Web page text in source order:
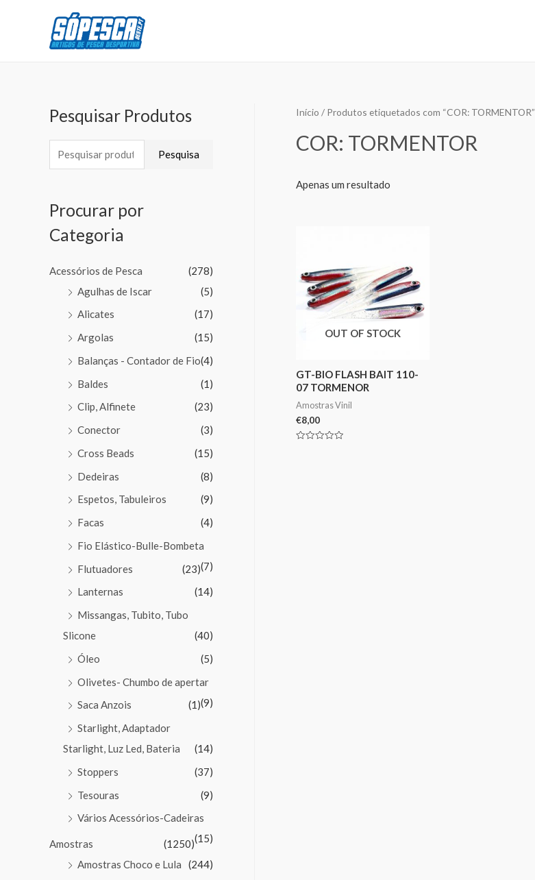
Pesquisar Produtos
Pesquisa
Procurar por
Categoria
Acessórios de Pesca
(278)
Agulhas de Iscar
(5)
Alicates
(17)
Argolas
(15)
Balanças - Contador de Fio(4)
Baldes
(1)
Clip, Alfinete
(23)
Conector
(3)
Cross Beads
(15)
Dedeiras
(8)
Espetos, Tabuleiros
(9)
Facas
(4)
Fio Elástico-Bulle-Bombeta
(7)
Flutuadores
(23)
Lanternas
(14)
Missangas, Tubito, Tubo
Slicone
(40)
Óleo
(5)
Olivetes- Chumbo de apertar
(9)
Saca Anzois
(1)
Starlight, Adaptador
Starlight, Luz Led, Bateria
(14)
Stoppers
(37)
Tesouras
(9)
Vários Acessórios-Cadeiras
(15)
Amostras
(1250)
Amostras Choco e Lula
(244)
Início / Produtos etiquetados com “COR: TORMENTOR”
COR: TORMENTOR
Apenas um resultado
OUT OF STOCK
GT-BIO FLASH BAIT 110-
07 TORMENOR
Amostras Vinil
€8,00